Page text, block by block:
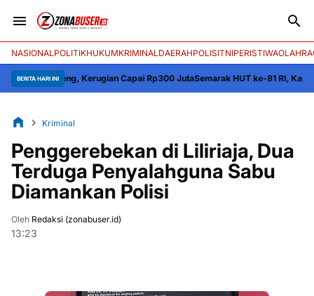
NASIONALPOLITIKHUKUMKRIMINALDAERAHPOLISITNIPERISTIWA
BERITA HARI INI
Kerugian Capai Rp300 JutaSemarak HUT ke-81 RI, Kapolres Wajo
Kriminal
Penggerebekan di Liliriaja, Dua
Terduga Penyalahguna Sabu
Diamankan Polisi
Oleh Redaksi (zonabuser.id)
13:23